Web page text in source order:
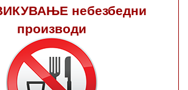
небезбедни
производи